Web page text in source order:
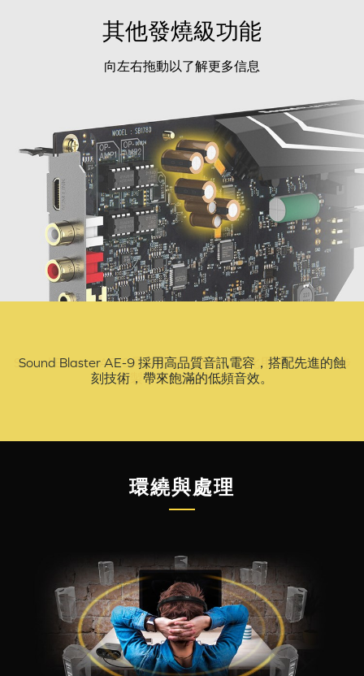
其他發燒級功能
向左右拖動以了解更多信息
Sound Blaster AE-9 採用高品質音訊電容，搭配先進的蝕
刻技術，帶來飽滿的低頻音效。
環繞與處理